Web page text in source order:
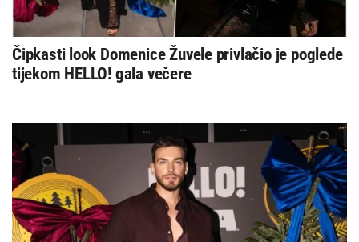
Čipkasti look Domenice Žuvele privlačio je poglede
tijekom HELLO! gala večere